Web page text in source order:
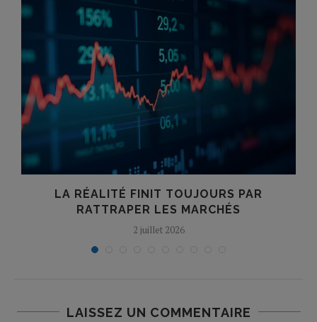
LA RÉALITÉ FINIT TOUJOURS PAR
RATTRAPER LES MARCHÉS
2 juillet 2026
LAISSEZ UN COMMENTAIRE